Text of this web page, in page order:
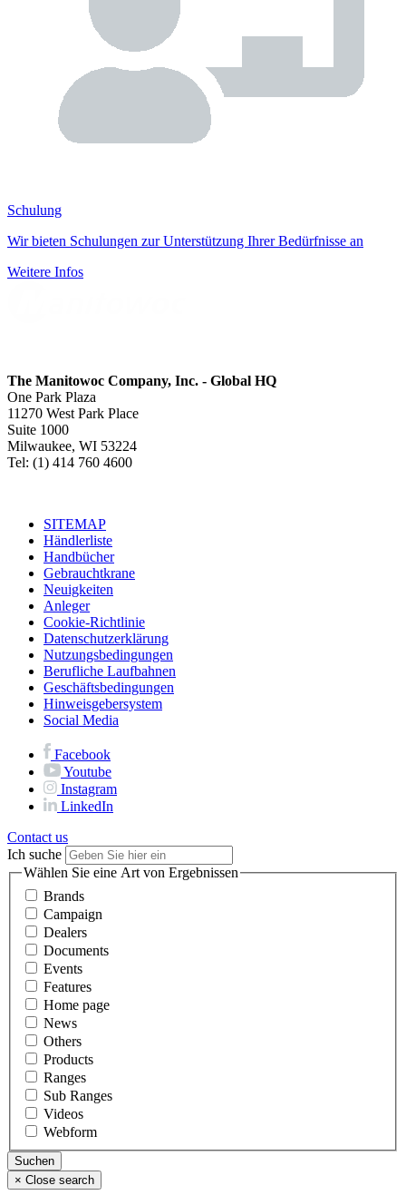
Schulung
Wir bieten Schulungen zur Unterstützung Ihrer Bedürfnisse an
Weitere Infos
The Manitowoc Company, Inc. - Global HQ
One Park Plaza
11270 West Park Place
Suite 1000
Milwaukee, WI 53224
Tel: (1) 414 760 4600
SITEMAP
Händlerliste
Handbücher
Gebrauchtkrane
Neuigkeiten
Anleger
Cookie-Richtlinie
Datenschutzerklärung
Nutzungsbedingungen
Berufliche Laufbahnen
Geschäftsbedingungen
Hinweisgebersystem
Social Media
Facebook
Youtube
Instagram
LinkedIn
Contact us
Ich suche
Wählen Sie eine Art von Ergebnissen
Brands
Campaign
Dealers
Documents
Events
Features
Home page
News
Others
Products
Ranges
Sub Ranges
Videos
Webform
× Close search